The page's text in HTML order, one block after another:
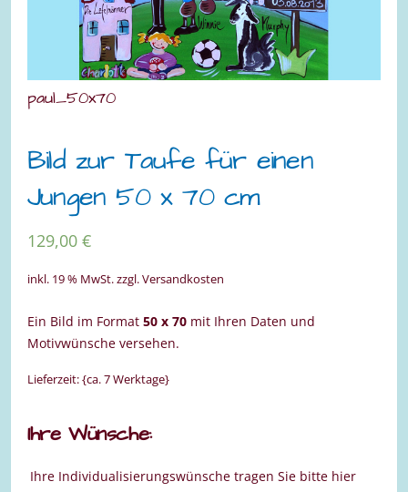
paul_50x70
Bild zur Taufe für einen
Jungen 50 x 70 cm
129,00 €
inkl. 19 % MwSt.zzgl. Versandkosten
Ein Bild im Format 50 x 70 mit Ihren Daten und
Motivwünsche versehen.
Lieferzeit: {ca. 7 Werktage}
Ihre Wünsche:
Ihre Individualisierungswünsche tragen Sie bitte hier